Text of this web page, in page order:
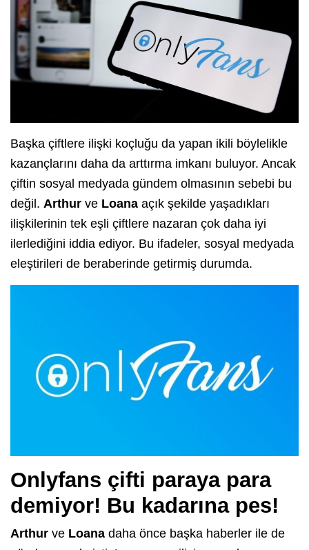
Başka çiftlere ilişki koçluğu da yapan ikili böylelikle
kazançlarını daha da arttırma imkanı buluyor. Ancak
çiftin sosyal medyada gündem olmasının sebebi bu
değil. Arthur ve Loana açık şekilde yaşadıkları
ilişkilerinin tek eşli çiftlere nazaran çok daha iyi
ilerlediğini iddia ediyor. Bu ifadeler, sosyal medyada
eleştirileri de beraberinde getirmiş durumda.
Onlyfans çifti paraya para
demiyor! Bu kadarına pes!
Arthur ve Loana daha önce başka haberler ile de